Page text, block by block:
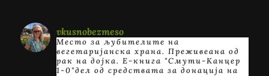
vkusnobezmeso
Место за љубителите на
вегетаријанска храна. Преживеана од
рак на дојка. E-книга "Смути-Канцер
1-0"дел од средствата за донација на